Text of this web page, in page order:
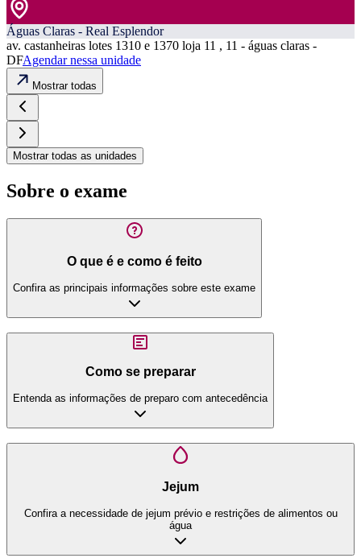
Águas Claras - Real Esplendor
av. castanheiras lotes 1310 e 1370 loja 11 , 11 - águas claras -
DFAgendar nessa unidade
Mostrar todas
Mostrar todas as unidades
Sobre o exame
O que é e como é feito
Confira as principais informações sobre este exame
Como se preparar
Entenda as informações de preparo com antecedência
Jejum
Confira a necessidade de jejum prévio e restrições de alimentos ou
água